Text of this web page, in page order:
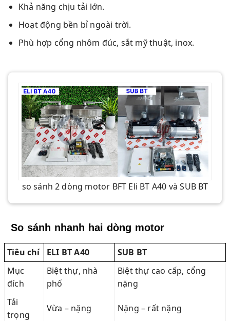
Khả năng chịu tải lớn.
Hoạt động bền bỉ ngoài trời.
Phù hợp cổng nhôm đúc, sắt mỹ thuật, inox.
so sánh 2 dòng motor BFT Eli BT A40 và SUB BT
So sánh nhanh hai dòng motor
Tiêu chí ELI BT A40
SUB BT
Mục
đích
Biệt thự, nhà
phố
Biệt thự cao cấp, cổng
nặng
Tải
trọng
Vừa – nặng Nặng – rất nặng